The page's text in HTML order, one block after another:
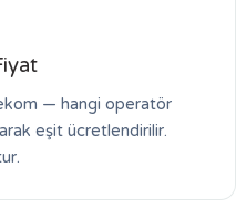
— hangi operatör
eşit ücretlendirilir.